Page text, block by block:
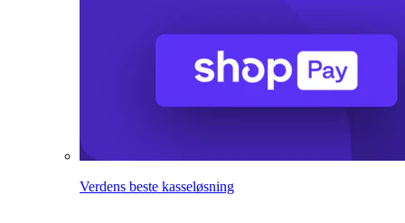
Verdens beste kasseløsning